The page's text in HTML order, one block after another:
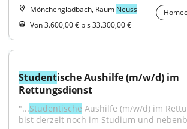
Mönchengladbach, Raum Neuss
Von 3.600,00 € bis 33.300,00 €
Studentische Aushilfe (m/w/d) im
Rettungsdienst
"...Studentische Aushilfe (m/w/d) im
bist derzeit noch im Studium und